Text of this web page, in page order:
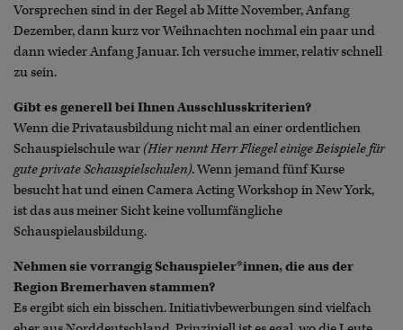
Vorsprechen sind in der Regel ab Mitte November, Anfang
Dezember, dann kurz vor Weihnachten nochmal ein paar und
dann wieder Anfang Januar. Ich versuche immer, relativ schnell
zu sein.
Gibt es generell bei Ihnen Ausschlusskriterien?
Wenn die Privatausbildung nicht mal an einer ordentlichen
Schauspielschule war (Hier nennt Herr Fliegel einige Beispiele für
gute private Schauspielschulen). Wenn jemand fünf Kurse
besucht hat und einen Camera Acting Workshop in New York,
ist das aus meiner Sicht keine vollumfängliche
Schauspielausbildung.
Nehmen sie vorrangig Schauspieler*innen, die aus der
Region Bremerhaven stammen?
Es ergibt sich ein bisschen. Initiativbewerbungen sind vielfach